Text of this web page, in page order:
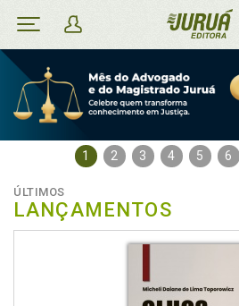
1 2 3 4 5 6
ÚLTIMOS
LANÇAMENTOS